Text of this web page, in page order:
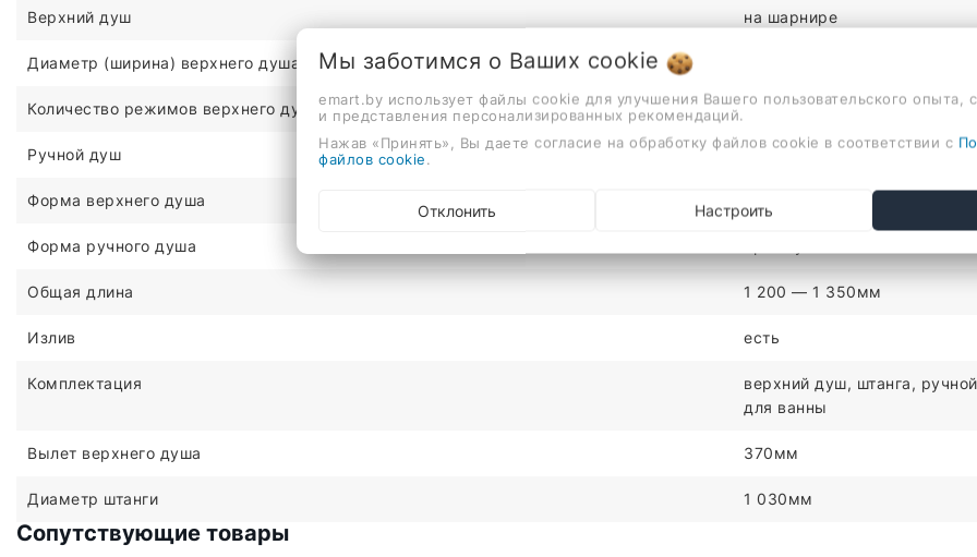
Верхний душ на шарнире
Диаметр (ширина) верхнего душа
Количество режимов верхнего душа 1
Ручной душ c регулировкой по высоте
Форма верхнего душа
Форма ручного душа
Общая длина 1 200 — 1 350мм
Излив есть
Комплектация
верхний душ, штанга,
для ванны
Вылет верхнего душа 370мм
Диаметр штанги 1 030мм
Сопутствующие товары
Мы заботимся о Ваших cookie
emart.by использует файлы cookie для улучшения Вашего пользовательского опыта,
и представления персонализированных рекомендаций.
Нажав «Принять», Вы даете согласие на обработку файлов cookie в соответствии с
файлов cookie
Отклонить Настроить